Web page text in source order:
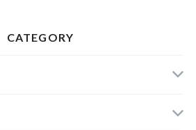
CATEGORY